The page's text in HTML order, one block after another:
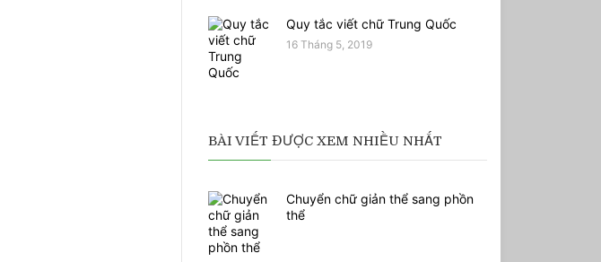
Quy tắc viết chữ Trung Quốc
16 Tháng 5, 2019
BÀI VIẾT ĐƯỢC XEM NHIỀU NHẤT
Chuyển chữ giản thể sang phồn
thể